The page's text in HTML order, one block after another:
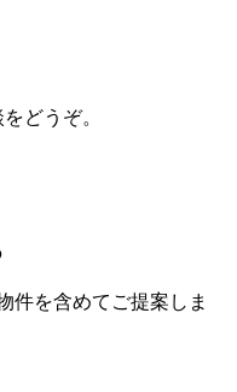
どうぞ。
件を含めてご提案しま